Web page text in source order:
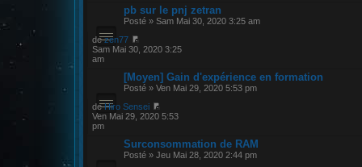
pb sur le pnj zetran
Posté » Sam Mai 30, 2020 3:25 am
dezen77
Sam Mai 30, 2020 3:25
am
[Moyen] Gain d'expérience en formation
Posté » Ven Mai 29, 2020 5:53 pm
deHiro Sensei
Ven Mai 29, 2020 5:53
pm
Surconsommation de RAM
Posté » Jeu Mai 28, 2020 2:44 pm